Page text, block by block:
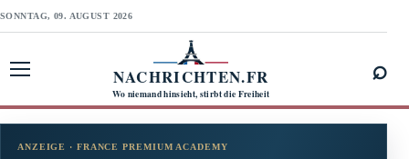
SONNTAG, 09. AUGUST 2026
NACHRICHTEN.FR
Wo niemand hinsieht, stirbt die Freiheit
⌕
ANZEIGE · FRANCE PREMIUM ACADEMY